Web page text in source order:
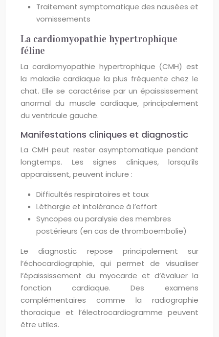
Traitement symptomatique des nausées et
vomissements
La cardiomyopathie hypertrophique
féline
La cardiomyopathie hypertrophique (CMH) est
la maladie cardiaque la plus fréquente chez le
chat. Elle se caractérise par un épaississement
anormal du muscle cardiaque, principalement
du ventricule gauche.
Manifestations cliniques et diagnostic
La CMH peut rester asymptomatique pendant
longtemps. Les signes cliniques, lorsqu’ils
apparaissent, peuvent inclure :
Difficultés respiratoires et toux
Léthargie et intolérance à l’effort
Syncopes ou paralysie des membres
postérieurs (en cas de thromboembolie)
Le diagnostic repose principalement sur
l’échocardiographie, qui permet de visualiser
l’épaississement du myocarde et d’évaluer la
fonction cardiaque. Des examens
complémentaires comme la radiographie
thoracique et l’électrocardiogramme peuvent
être utiles.